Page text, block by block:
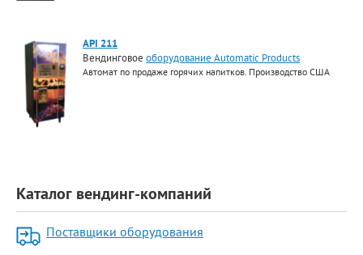
API 211
Вендинговое оборудование Automatiс Products
Автомат по продаже горячих напитков. Производство США
Каталог вендинг-компаний
Поставщики оборудования